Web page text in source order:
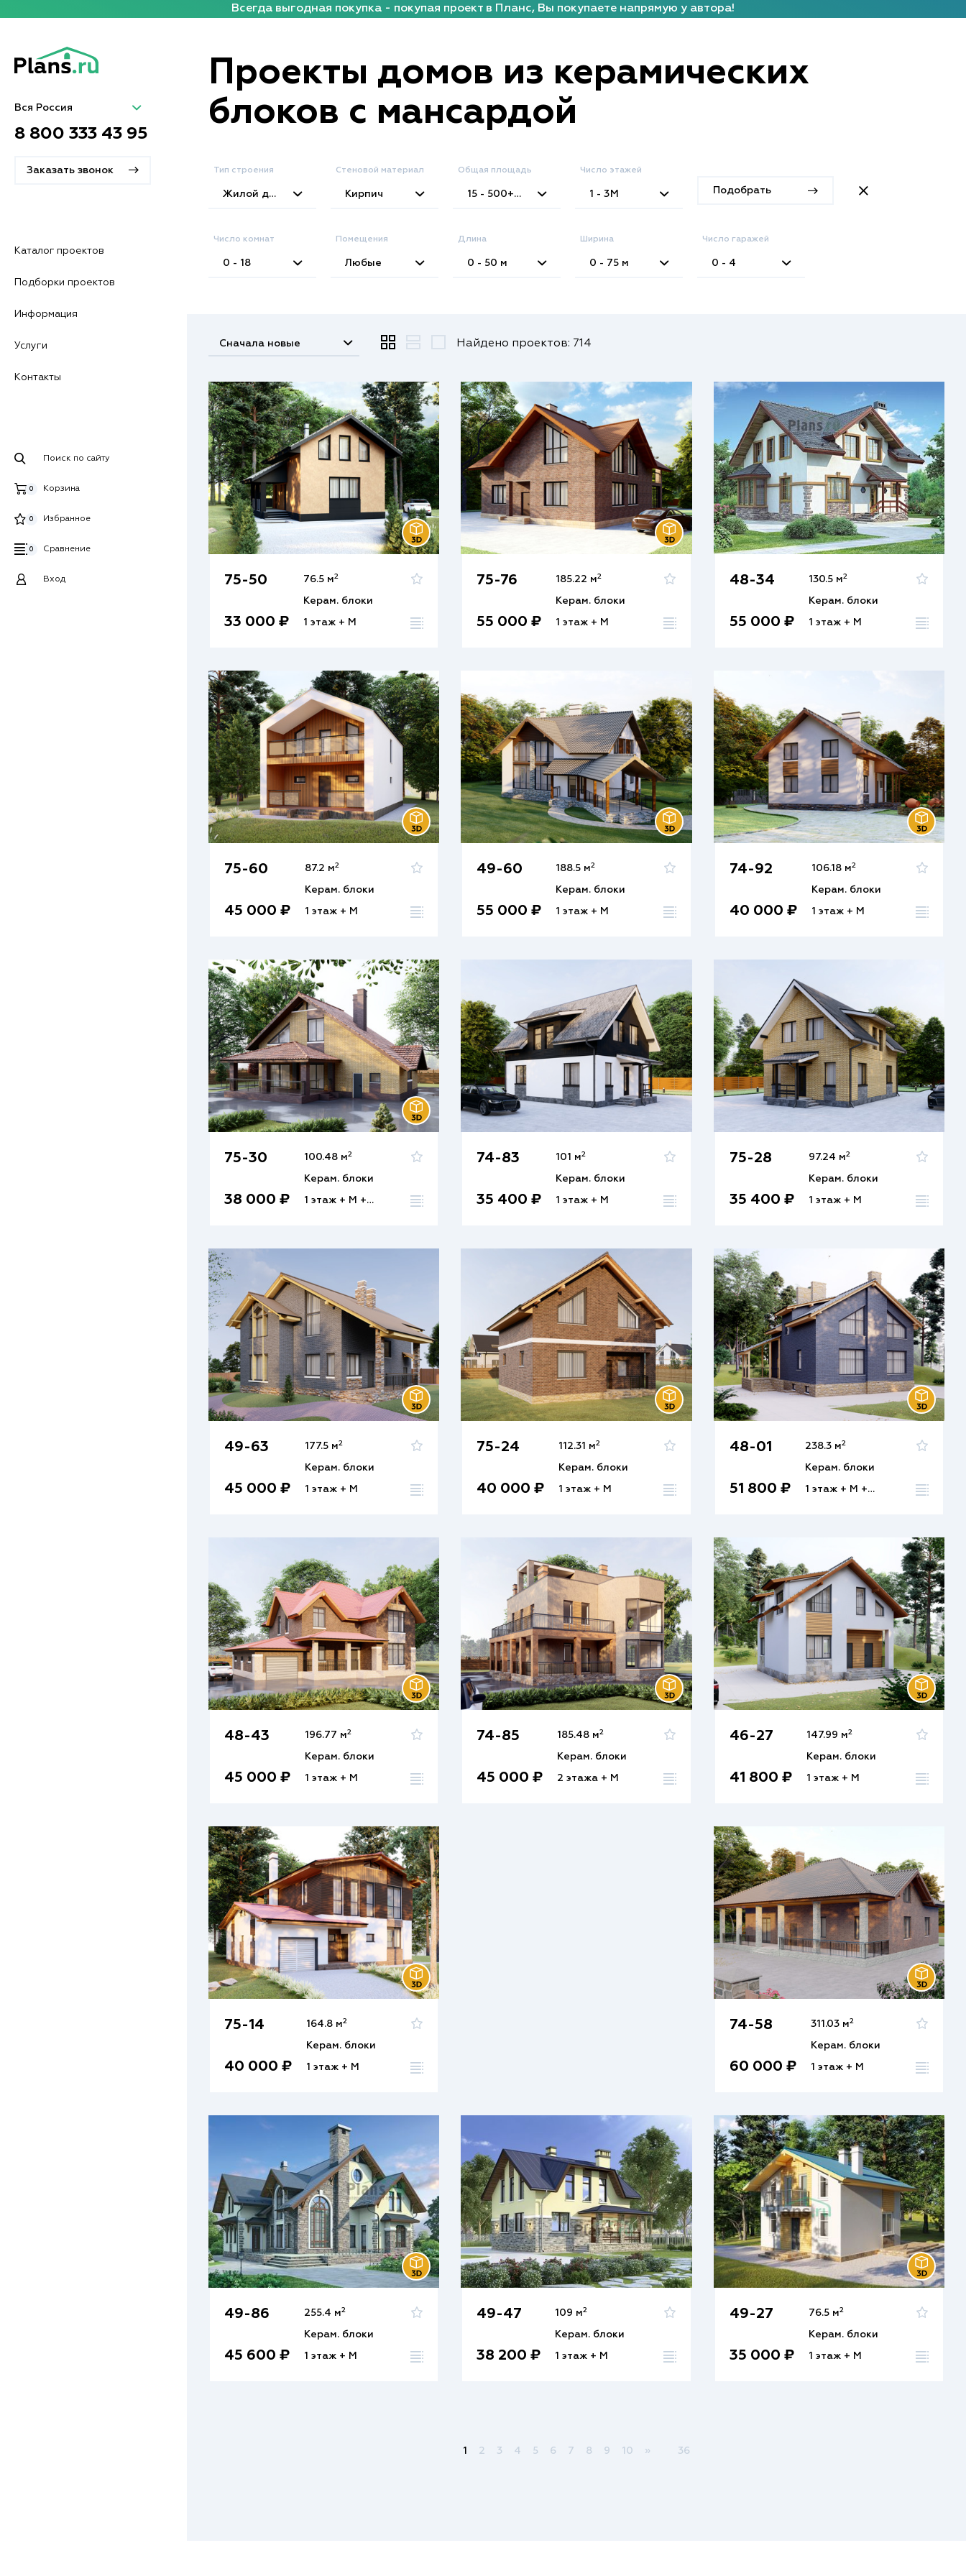
Всегда выгодная покупка - покупая проект в Планс, Вы покупаете напрямую у автора!
Вся Россия
8 800 333 43 95
Заказать звонок
Каталог проектов
Подборки проектов
Информация
Услуги
Контакты
Поиск по сайту
Корзина
0
Избранное
0
Сравнение
0
Вход
Проекты домов из керамических
блоков с мансардой
Тип строения
Жилой дом
Стеновой материал
Кирпич
Общая площадь
15 - 500+
м
Число этажей
1 - 3 М Подобрать
Число комнат
0 - 18
Помещения
Любые
Длина
0 - 50 м
Ширина
0 - 75 м
Число гаражей
0 - 4
Сначала новые Найдено проектов: 714
75-50
33 000 ₽
76.5 м2
Керам. блоки
1 этаж + М
75-76
55 000 ₽
185.22 м2
Керам. блоки
1 этаж + М
48-34
55 000 ₽
130.5 м2
Керам. блоки
1 этаж + М
75-60
45 000 ₽
87.2 м2
Керам. блоки
1 этаж + М
49-60
55 000 ₽
188.5 м2
Керам. блоки
1 этаж + М
74-92
40 000 ₽
106.18 м2
Керам. блоки
1 этаж + М
75-30
38 000 ₽
100.48 м2
Керам. блоки
1 этаж + М + Ц
74-83
35 400 ₽
101 м2
Керам. блоки
1 этаж + М
75-28
35 400 ₽
97.24 м2
Керам. блоки
1 этаж + М
49-63
45 000 ₽
177.5 м2
Керам. блоки
1 этаж + М
75-24
40 000 ₽
112.31 м2
Керам. блоки
1 этаж + М
48-01
51 800 ₽
238.3 м2
Керам. блоки
1 этаж + М + Ц
48-43
45 000 ₽
196.77 м2
Керам. блоки
1 этаж + М
74-85
45 000 ₽
185.48 м2
Керам. блоки
2 этажа + М
46-27
41 800 ₽
147.99 м2
Керам. блоки
1 этаж + М
75-14
40 000 ₽
164.8 м2
Керам. блоки
1 этаж + М
74-58
60 000 ₽
311.03 м2
Керам. блоки
1 этаж + М
49-86
45 600 ₽
255.4 м2
Керам. блоки
1 этаж + М
49-47
38 200 ₽
109 м2
Керам. блоки
1 этаж + М
49-27
35 000 ₽
76.5 м2
Керам. блоки
1 этаж + М
1 2 3 4 5 6 7 8 9 10 » 36